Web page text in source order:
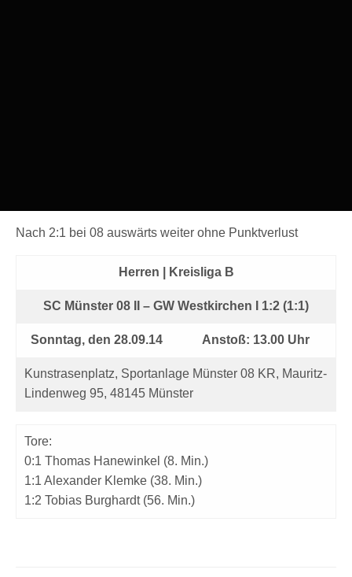
Nach 2:1 bei 08 auswärts weiter ohne Punktverlust
Herren | Kreisliga B
SC Münster 08 II – GW Westkirchen I 1:2 (1:1)
Sonntag, den 28.09.14 Anstoß: 13.00 Uhr
Kunstrasenplatz, Sportanlage Münster 08 KR, Mauritz-
Lindenweg 95, 48145 Münster
Tore:
0:1 Thomas Hanewinkel (8. Min.)
1:1 Alexander Klemke (38. Min.)
1:2 Tobias Burghardt (56. Min.)